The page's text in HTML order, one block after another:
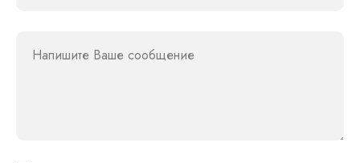
Напишите Ваше сообщение